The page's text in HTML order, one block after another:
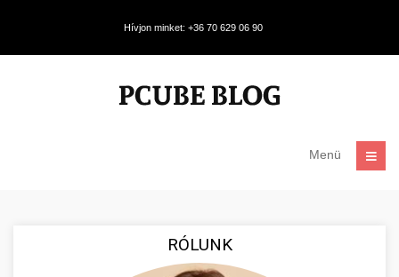
Hívjon minket: +36 70 629 06 90
Menü
RÓLUNK